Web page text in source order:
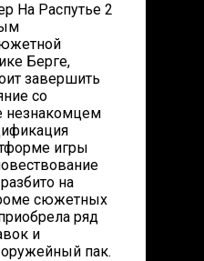
На Распутье 2
Берге,
завершить
со
незнакомцем
игры
на
сюжетных
ряд
и
пак.